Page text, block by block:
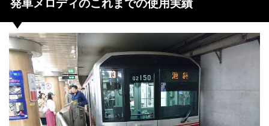
発車メロディのこれまでの使用実績